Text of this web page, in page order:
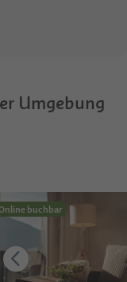
Umgebung
Online buchbar